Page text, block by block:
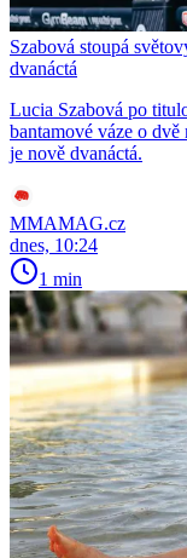
Szabová stoupá
dvanáctá
Lucia Szabová po
bantamové váze o
je nově dvanáctá.
MMAMAG.cz
dnes, 10:24
1 min